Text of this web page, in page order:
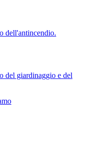
dell'antincendio.
del giardinaggio e del